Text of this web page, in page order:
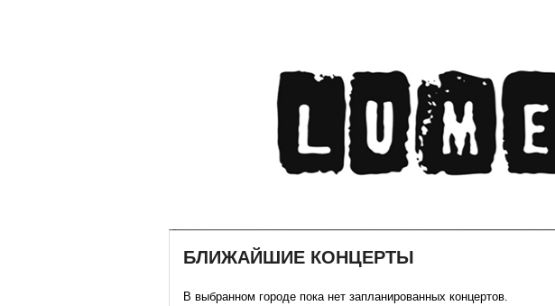
БЛИЖАЙШИЕ КОНЦЕРТЫ
В выбранном городе пока нет запланированных концертов.